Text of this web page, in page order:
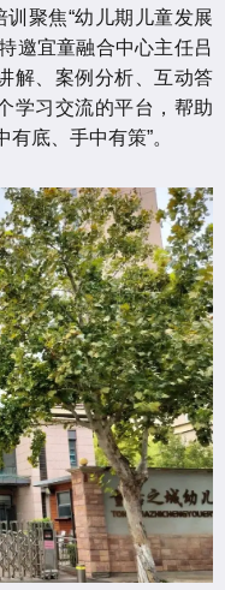
训聚焦“幼儿期儿童发展
邀宜童融合中心主任吕
解、案例分析、互动答
学习交流的平台，帮助
底、手中有策”。